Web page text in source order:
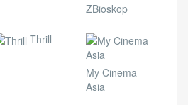
ZBioskop
Thrill
My Cinema
Asia